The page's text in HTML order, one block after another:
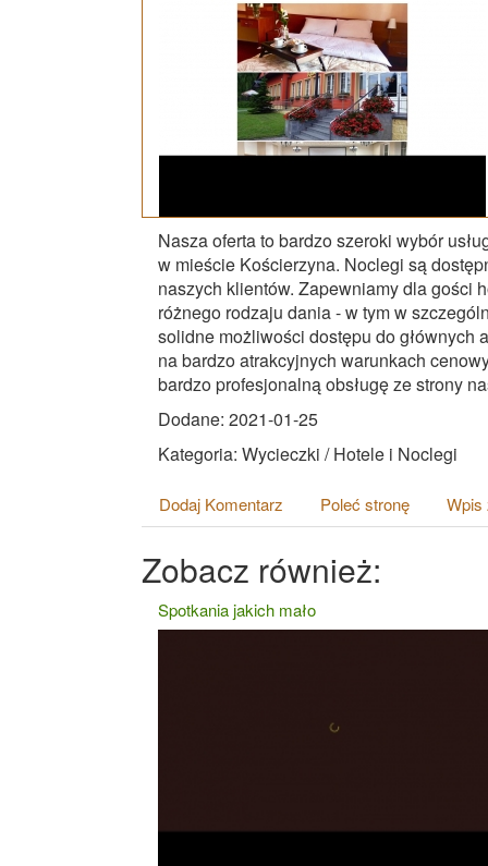
Nasza oferta to bardzo szeroki wybór
w mieście Kościerzyna. Noclegi są
naszych klientów. Zapewniamy dla gości
różnego rodzaju dania - w tym w
solidne możliwości dostępu do głównych
na bardzo atrakcyjnych warunkach
bardzo profesjonalną obsługę ze strony
Dodane: 2021-01-25
Kategoria: Wycieczki / Hotele i Noclegi
Dodaj Komentarz Poleć stronę Wpis
Zobacz również:
Spotkania jakich mało